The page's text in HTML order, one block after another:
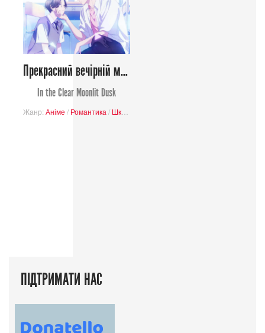
Прекрасний вечірній місяць
In the Clear Moonlit Dusk
Жанр: Аніме / Романтика / Школа
ПІДТРИМАТИ НАС